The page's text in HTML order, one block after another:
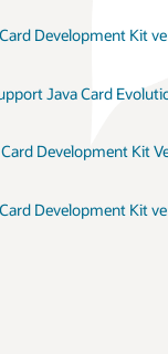
nouvelles
ajoutées
à
blockchain
Development Kit
Java Card
Development Kit
Development Kit